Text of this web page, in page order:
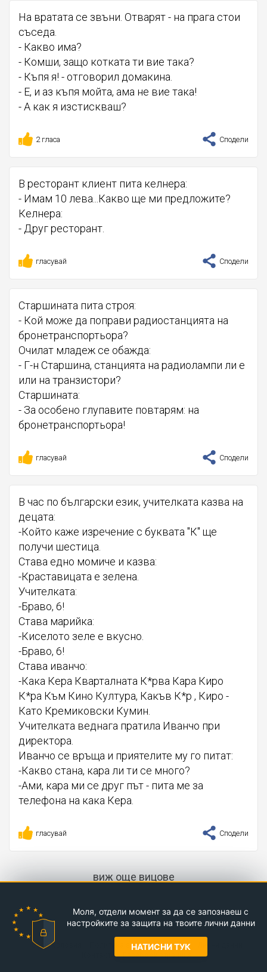
На вратата се звъни. Отварят - на прага стои
съседа.
- Какво има?
- Комши, защо котката ти вие така?
- Къпя я! - отговорил домакина.
- Е, и аз къпя мойта, ама не вие така!
- А как я изстискваш?
2 гласа Сподели
В ресторант клиент пита келнера:
- Имам 10 лева...Какво ще ми предложите?
Келнера:
- Друг ресторант.
гласувай Сподели
Старшината пита строя:
- Кой може да поправи радиостанцията на
бронетранспортьора?
Очилат младеж се обажда:
- Г-н Старшина, станцията на радиолампи ли е
или на транзистори?
Старшината:
- За особено глупавите повтарям: на
бронетранспортьора!
гласувай Сподели
В час по български език, учителката казва на
децата:
-Който каже изречение с буквата "К" ще
получи шестица.
Става едно момиче и казва:
-Краставицата е зелена.
Учителката:
-Браво, 6!
Става марийка:
-Киселото зеле е вкусно.
-Браво, 6!
Става иванчо:
-Кака Кера Кварталната К*рва Кара Киро
К*ра Към Кино Култура, Какъв К*р , Киро -
Като Кремиковски Кумин.
Учителката веднага пратила Иванчо при
директора.
Иванчо се връща и приятелите му го питат:
-Какво стана, кара ли ти се много?
-Ами, кара ми се друг път - пита ме за
телефона на кака Кера.
гласувай Сподели
виж още вицове
Kvo.bg © 2017-2026
Общи условия Политика за поверителност
Контакти
Facebook страница
Моля, отдели момент за да се запознаеш с
настройките за защита на твоите лични данни
НАТИСНИ ТУК